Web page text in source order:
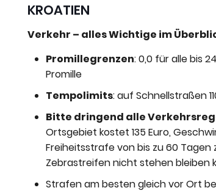
KROATIEN
Verkehr – alles Wichtige im
Promillegrenzen: 0,0 für alle bis
Promille
Tempolimits: auf Schnellstraßen
Bitte dringend alle
Ortsgebiet kostet 135 Euro,
Freiheitsstrafe von bis zu 60
Zebrastreifen nicht stehen bleiben
Strafen am besten gleich vor Ort